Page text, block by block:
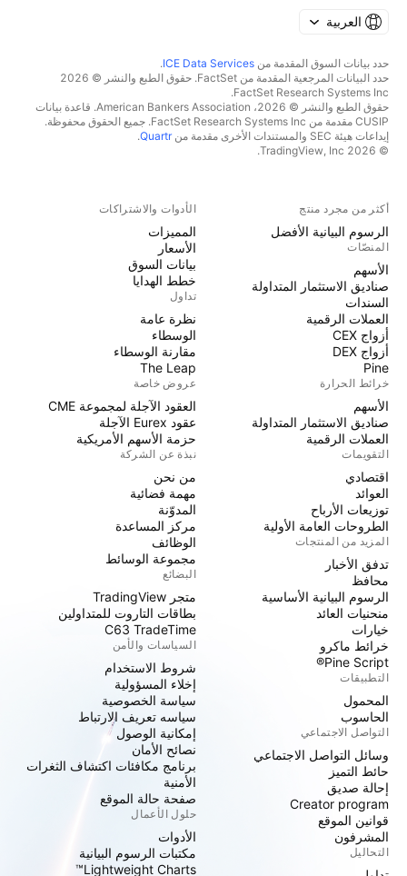
العربية
حدد بيانات السوق المقدمة من ICE Data Services
.
حدد البيانات المرجعية المقدمة من FactSet. حقوق الطبع والنشر © 2026
FactSet Research Systems Inc.
حقوق الطبع والنشر © 2026، American Bankers Association. قاعدة بيانات
CUSIP مقدمة من FactSet Research Systems Inc. جميع الحقوق محفوظة.
إيداعات هيئة SEC والمستندات الأخرى مقدمة من
Quartr
.
© 2026 TradingView, Inc.
أكثر من مجرد منتج
الرسوم البيانية الأفضل
المنصّات
الأسهم
صناديق الاستثمار المتداولة
السندات
العملات الرقمية
أزواج CEX
أزواج DEX
Pine
خرائط الحرارة
الأسهم
صناديق الاستثمار المتداولة
العملات الرقمية
التقويمات
اقتصادي
العوائد
توزيعات الأرباح
الطروحات العامة الأولية
المزيد من المنتجات
تدفق الأخبار
محافظ
الرسوم البيانية الأساسية
منحنيات العائد
خيارات
خرائط ماكرو
Pine Script®
التطبيقات
المحمول
الحاسوب
التواصل الاجتماعي
وسائل التواصل الاجتماعي
حائط التميز
إحالة صديق
Creator program
قوانين الموقع
المشرفون
التحاليل
الأدوات والاشتراكات
المميزات
الأسعار
بيانات السوق
خطط الهدايا
تداول
نظرة عامة
الوسطاء
مقارنة الوسطاء
The Leap
عروض خاصة
العقود الآجلة لمجموعة CME
عقود Eurex الآجلة
حزمة الأسهم الأمريكية
نبذة عن الشركة
من نحن
مهمة فضائية
المدوّنة
مركز المساعدة
الوظائف
مجموعة الوسائط
البضائع
متجر TradingView
بطاقات التاروت للمتداولين
C63 TradeTime
السياسات والأمن
شروط الاستخدام
إخلاء المسؤولية
سياسة الخصوصية
سياسه تعريف الارتباط
إمكانية الوصول
نصائح الأمان
برنامج مكافئات اكتشاف الثغرات
الأمنية
صفحة حالة الموقع
حلول الأعمال
الأدوات
مكتبات الرسوم البيانية
Lightweight Charts™